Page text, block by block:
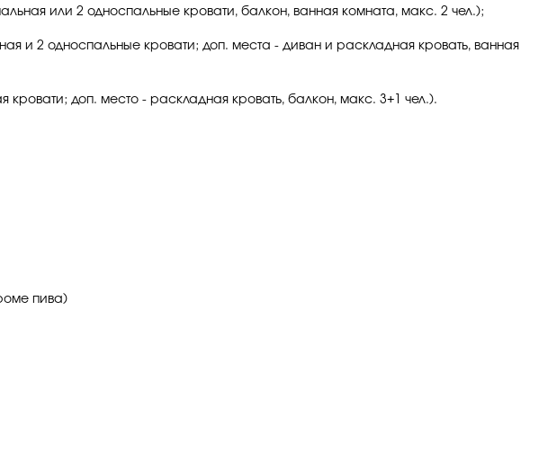
или 2 односпальные кровати, балкон, ванная комната, макс. 2 чел.);
и 2 односпальные кровати; доп. места - диван и раскладная кровать, ванная
доп. место - раскладная кровать, балкон, макс. 3+1 чел.).
пива)